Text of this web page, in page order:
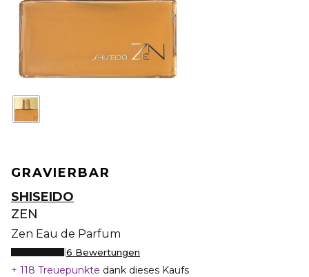
GRAVIERBAR
SHISEIDO
ZEN
Zen Eau de Parfum
6 Bewertungen
118 Treuepunkte dank dieses Kaufs